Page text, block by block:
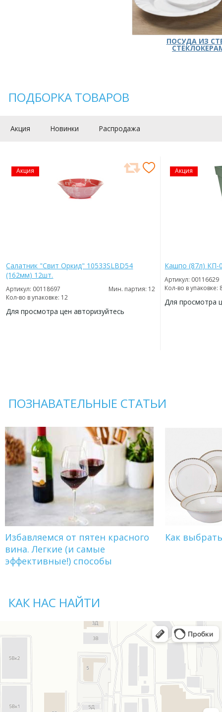
ПОСУДА ИЗ
ПОДБОРКА ТОВАРОВ
Акция Новинки Распродажа
Акция
Салатник "Свит Оркид" 10533SLBD54
(162мм) 12шт.
Артикул: 00118697
Мин. партия: 12
Кол-во в упаковке: 12
Для просмотра цен авторизуйтесь
Акция
Кашпо (87л) КП-
Артикул: 00116629
Кол-во в упаковке:
Для просмотра
ПОЗНАВАТЕЛЬНЫЕ СТАТЬИ
Избавляемся от пятен красного
вина. Легкие (и самые
эффективные!) способы
Как
КАК НАС НАЙТИ